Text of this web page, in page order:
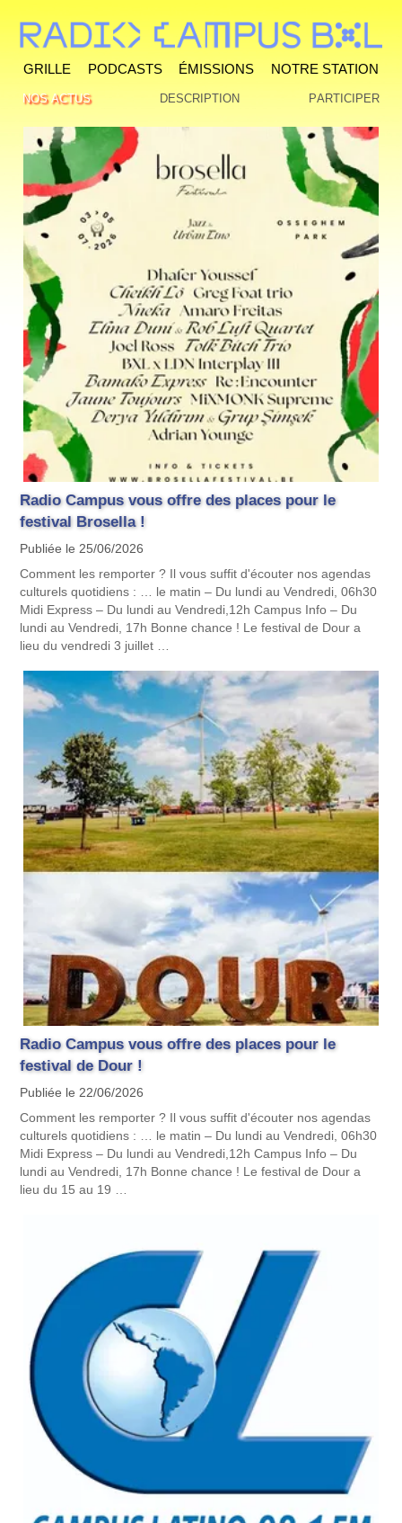
Grille Podcasts Émissions Notre station
Nos actus Description Participer
Radio Campus vous offre des places pour le
festival Brosella !
Publiée le 25/06/2026
Comment les remporter ? Il vous suffit d'écouter nos agendas
culturels quotidiens : … le matin – Du lundi au Vendredi, 06h30
Midi Express – Du lundi au Vendredi,12h Campus Info – Du
lundi au Vendredi, 17h Bonne chance ! Le festival de Dour a
lieu du vendredi 3 juillet …
Radio Campus vous offre des places pour le
festival de Dour !
Publiée le 22/06/2026
Comment les remporter ? Il vous suffit d'écouter nos agendas
culturels quotidiens : … le matin – Du lundi au Vendredi, 06h30
Midi Express – Du lundi au Vendredi,12h Campus Info – Du
lundi au Vendredi, 17h Bonne chance ! Le festival de Dour a
lieu du 15 au 19 …